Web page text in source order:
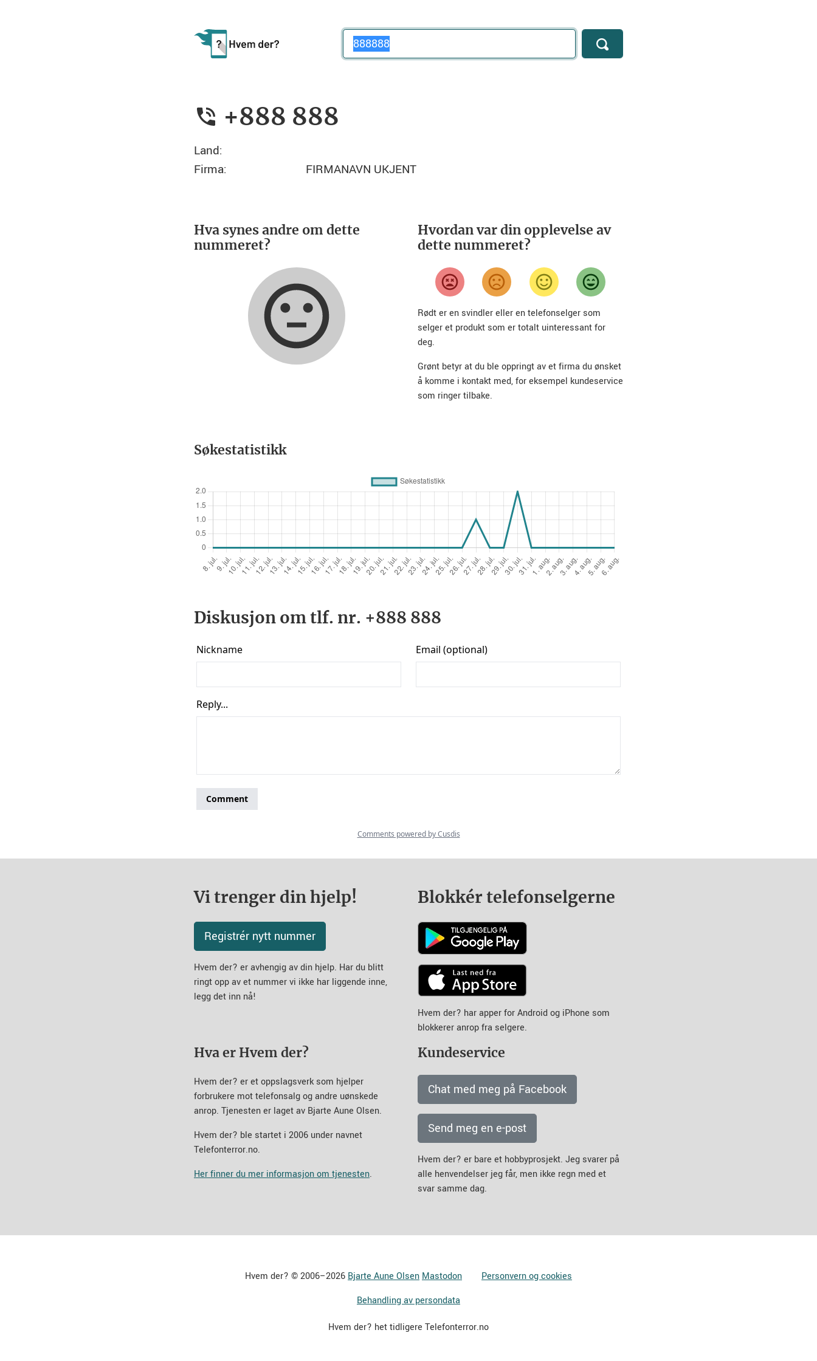
Telefonnummer
+888 888
Land:
Firma:
FIRMANAVN UKJENT
Hva synes andre om dette
nummeret?
Hvordan var din opplevelse av
dette nummeret?
Rødt er en svindler eller en telefonselger som
selger et produkt som er totalt uinteressant for
deg.
Grønt betyr at du ble oppringt av et firma du ønsket
å komme i kontakt med, for eksempel kundeservice
som ringer tilbake.
Søkestatistikk
Diskusjon om tlf. nr. +888 888
Vi trenger din hjelp!
Registrér nytt nummer
Hvem der? er avhengig av din hjelp. Har du blitt
ringt opp av et nummer vi ikke har liggende inne,
legg det inn nå!
Blokkér telefonselgerne
Hvem der? har apper for Android og iPhone som
blokkerer anrop fra selgere.
Hva er Hvem der?
Hvem der? er et oppslagsverk som hjelper
forbrukere mot telefonsalg og andre uønskede
anrop. Tjenesten er laget av Bjarte Aune Olsen.
Hvem der? ble startet i 2006 under navnet
Telefonterror.no.
Her finner du mer informasjon om tjenesten.
Kundeservice
Chat med meg på Facebook
Send meg en e-post
Hvem der? er bare et hobbyprosjekt. Jeg svarer på
alle henvendelser jeg får, men ikke regn med et
svar samme dag.
Hvem der? © 2006–2026 Bjarte Aune Olsen Mastodon
Personvern og cookies
Behandling av persondata
Hvem der? het tidligere Telefonterror.no